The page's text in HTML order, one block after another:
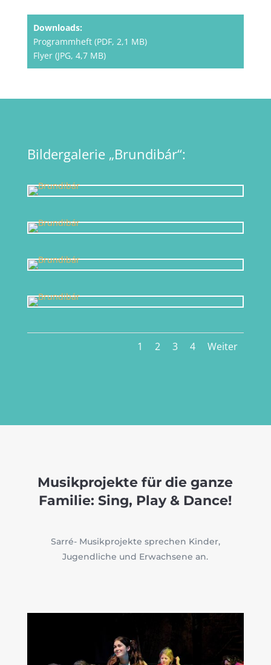
Downloads:
Programmheft (PDF, 2,1 MB)
Flyer (JPG, 4,7 MB)
Bildergalerie „Brundibár“:
1 2 3 4 Weiter
Musikprojekte für die ganze
Familie: Sing, Play & Dance!
Sarré- Musikprojekte sprechen Kinder,
Jugendliche und Erwachsene an.